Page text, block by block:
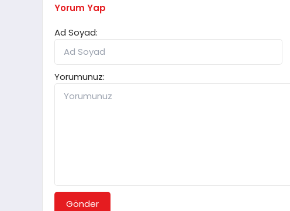
Yorum Yap
Ad Soyad:
Yorumunuz:
Gönder